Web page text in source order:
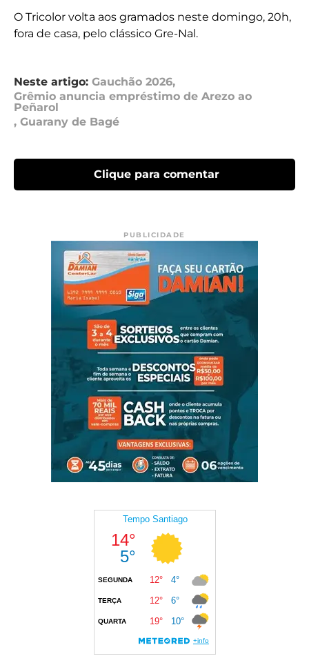
O Tricolor volta aos gramados neste domingo, 20h,
fora de casa, pelo clássico Gre-Nal.
Neste artigo: Gauchão 2026,
Grêmio anuncia empréstimo de Arezo ao
Peñarol
, Guarany de Bagé
Clique para comentar
PUBLICIDADE